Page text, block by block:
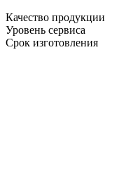
Качество продукции
Уровень сервиса
Срок изготовления